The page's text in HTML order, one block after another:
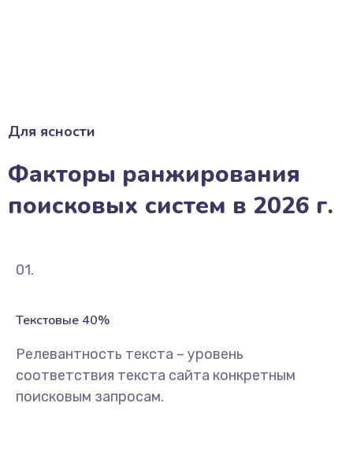
Для ясности
Факторы ранжирования
поисковых систем в 2026 г.
01.
Текстовые 40%
Релевантность текста – уровень
соответствия текста сайта конкретным
поисковым запросам.